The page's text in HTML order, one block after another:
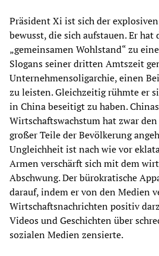
Präsident Xi ist sich der
bewusst, die sich aufstauen. Er hat
„gemeinsamen Wohlstand“ zu
Slogans seiner dritten Amtszeit
Unternehmensoligarchie, einen
zu leisten. Gleichzeitig rühmte er
in China beseitigt zu haben.
Wirtschaftswachstum hat zwar
großer Teile der Bevölkerung
Ungleichheit ist nach wie vor
Armen verschärft sich mit dem
Abschwung. Der bürokratische
darauf, indem er von den Medien
Wirtschaftsnachrichten positiv
Videos und Geschichten über
sozialen Medien zensierte.